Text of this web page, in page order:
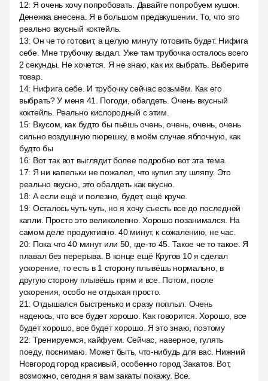
12: Я очень хочу попробовать. Давайте попробуем кушон.
Денежка внесена. Я в большом предвкушении. То, что это
реально вкусный коктейль.
13: Он че то готовит, а целую минуту готовить будет. Нифига
себе. Мне трубочку выдал. Уже там трубочка осталось всего
2 секунды. Не хочется. Я не знаю, как их выбрать. Выберите
товар.
14: Нифига себе. И трубочку сейчас возьмём. Как его
выбрать? У меня 41. Погоди, обалдеть. Очень вкусный
коктейль. Реально кислородный с этим.
15: Вкусом, как будто бы пьёшь очень, очень, очень, очень
сильно воздушную пюрешку, в моём случае яблочную, как
будто бы
16: Вот так вот выглядит более подробно вот эта тема.
17: Я ни капельки не пожалел, что купил эту шляпу. Это
реально вкусно, это обалдеть как вкусно.
18: А если ещё и полезно, будет, ещё круче.
19: Осталось чуть чуть, но я хочу съесть все до последней
капли. Просто это великолепно. Хорошо позанимался. На
самом деле продуктивно. 40 минут, к сожалению, не час.
20: Пока что 40 минут или 50, где-то 45. Такое че то такое. Я
плавал без перерыва. В конце ещё Кругов 10 я сделал
ускорение, то есть в 1 сторону плывёшь нормально, в
другую сторону плывёшь прям и все. Потом, после
ускорения, особо не отдыхая просто.
21: Отдышался быстренько и сразу поплыл. Очень
надеюсь, что все будет хорошо. Как говорится. Хорошо, все
будет хорошо, все будет хорошо. Я это знаю, поэтому
22: Тренируемся, кайфуем. Сейчас, наверное, гулять
поеду, поснимаю. Может быть, что-нибудь для вас. Нижний
Новгород город красивый, особенно город Закатов. Вот,
возможно, сегодня я вам закаты покажу. Все.